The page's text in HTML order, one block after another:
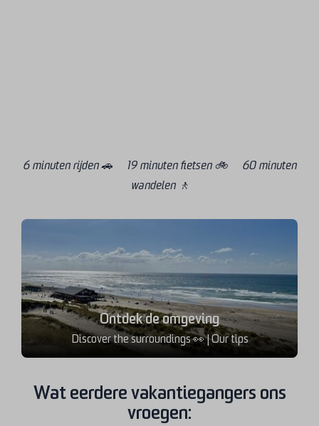
6 minuten rijden 🚗 19 minuten fietsen 🚲 60 minuten
wandelen 🚶
Ontdek de omgeving
Discover the surroundings 👀 | Our tips
Wat eerdere vakantiegangers ons
vroegen: